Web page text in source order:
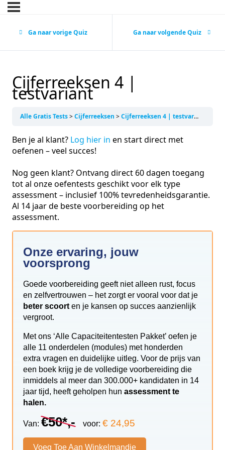
Ga naar vorige Quiz Ga naar volgende Quiz
Cijferreeksen 4 |
testvariant
Alle Gratis Tests Cijferreeksen Cijferreeksen 4 | testvariant
Ben je al klant? Log hier in en start direct met
oefenen – veel succes!
Nog geen klant? Ontvang direct 60 dagen toegang
tot al onze oefentests geschikt voor elk type
assessment – inclusief 100% tevredenheidsgarantie.
Al 14 jaar de beste voorbereiding op het
assessment.
Onze ervaring, jouw
voorsprong
Goede voorbereiding geeft niet alleen rust, focus
en zelfvertrouwen – het zorgt er vooral voor dat je
beter scoort en je kansen op succes aanzienlijk
vergroot.
Met ons ‘Alle Capaciteitentesten Pakket’ oefen je
alle 11 onderdelen (modules) met honderden
extra vragen en duidelijke uitleg. Voor de prijs van
een boek krijg je de volledige voorbereiding die
inmiddels al meer dan 300.000+ kandidaten in 14
jaar tijd, heeft geholpen hun assessment te
halen.
Van: €50*,- voor: € 24,95
Voeg Toe Aan Winkelmandje